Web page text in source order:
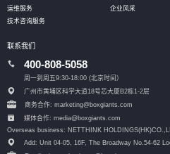
运维服务
技术咨询服务
企业风采
联系我们
400-808-5058
周一到周五9:30-18:00 (北京时间）
广州市黄埔区科学大道18号芯大厦B2栋1-2层
商务合作: marketing@boxgiants.com
媒体合作: media@boxgiants.com
Overseas business: NETTHINK
Add: Unit 04-05, 16F, The Broadway No.54-62